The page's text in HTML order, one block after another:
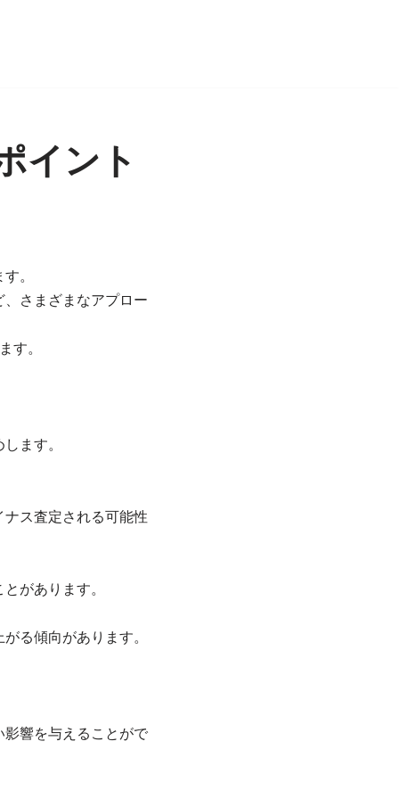
イント
。
さまざまなアプロー
す。
ます。
ス査定される可能性
があります。
る傾向があります。
響を与えることがで